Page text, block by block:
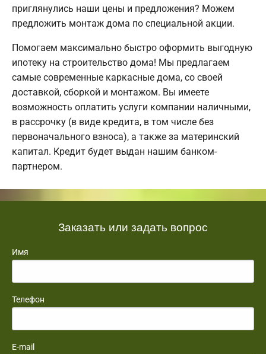
приглянулись наши цены и предложения? Можем
предложить монтаж дома по специальной акции.
Помогаем максимально быстро оформить выгодную
ипотеку на строительство дома! Мы предлагаем
самые современные каркасные дома, со своей
доставкой, сборкой и монтажом. Вы имеете
возможность оплатить услуги компании наличными,
в рассрочку (в виде кредита, в том числе без
первоначального взноса), а также за материнский
капитал. Кредит будет выдан нашим банком-
партнером.
Заказать или задать вопрос
Имя
Телефон
E-mail